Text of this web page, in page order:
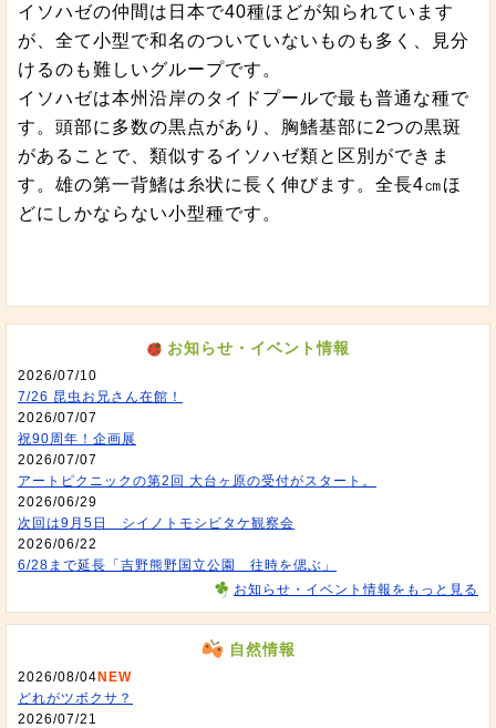
イソハゼの仲間は日本で40種ほどが知られています
が、全て小型で和名のついていないものも多く、見分
けるのも難しいグループです。
イソハゼは本州沿岸のタイドプールで最も普通な種で
す。頭部に多数の黒点があり、胸鰭基部に2つの黒斑
があることで、類似するイソハゼ類と区別ができま
す。雄の第一背鰭は糸状に長く伸びます。全長4㎝ほ
どにしかならない小型種です。
お知らせ・イベント情報
2026/07/10
7/26 昆虫お兄さん在館！
2026/07/07
祝90周年！企画展
2026/07/07
アートピクニックの第2回 大台ヶ原の受付がスタート。
2026/06/29
次回は9月5日 シイノトモシビタケ観察会
2026/06/22
6/28まで延長「吉野熊野国立公園 往時を偲ぶ」
お知らせ・イベント情報をもっと見る
自然情報
2026/08/04NEW
どれがツボクサ？
2026/07/21